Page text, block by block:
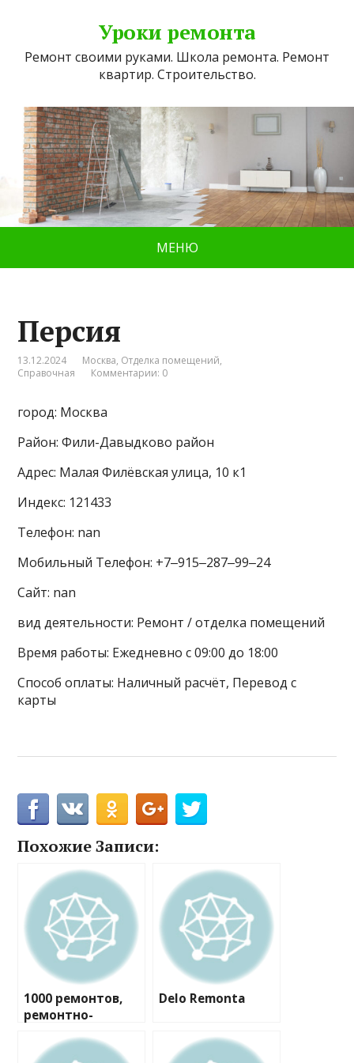
Уроки ремонта
Ремонт своими руками. Школа ремонта. Ремонт
квартир. Строительство.
МЕНЮ
Персия
13.12.2024 Москва, Отделка помещений,
Справочная
Комментарии: 0
город: Москва
Район: Фили-Давыдково район
Адрес: Малая Филёвская улица, 10 к1
Индекс: 121433
Телефон: nan
Мобильный Телефон: +7‒915‒287‒99‒24
Сайт: nan
вид деятельности: Ремонт / отделка помещений
Время работы: Ежедневно с 09:00 до 18:00
Способ оплаты: Наличный расчёт, Перевод с
карты
Похожие Записи:
1000 ремонтов,
ремонтно-
компания
Delo Remonta